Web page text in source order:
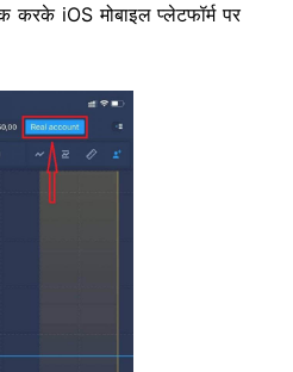
करके iOS मोबाइल प्लेटफॉर्म पर